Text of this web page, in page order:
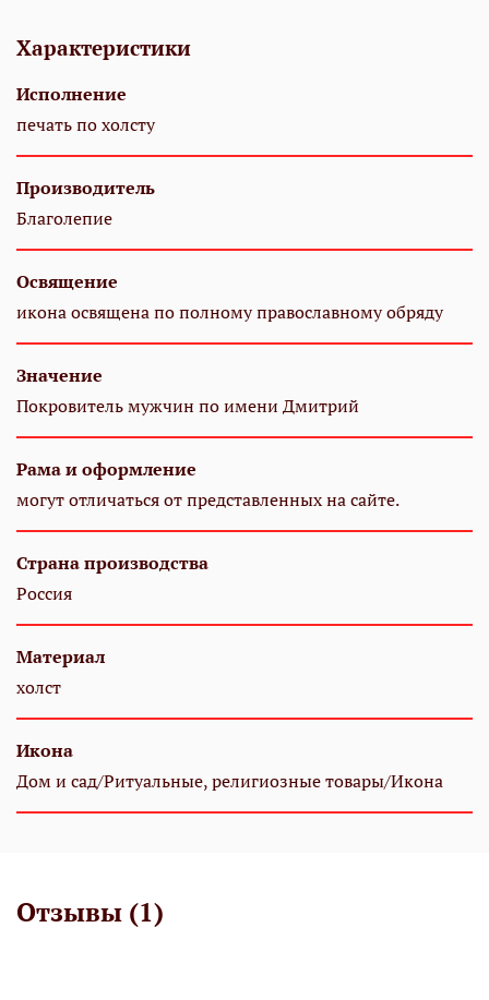
Характеристики
Исполнение
печать по холсту
Производитель
Благолепие
Освящение
икона освящена по полному православному обряду
Значение
Покровитель мужчин по имени Дмитрий
Рама и оформление
могут отличаться от представленных на сайте.
Страна производства
Россия
Материал
холст
Икона
Дом и сад/Ритуальные, религиозные товары/Икона
Отзывы (1)